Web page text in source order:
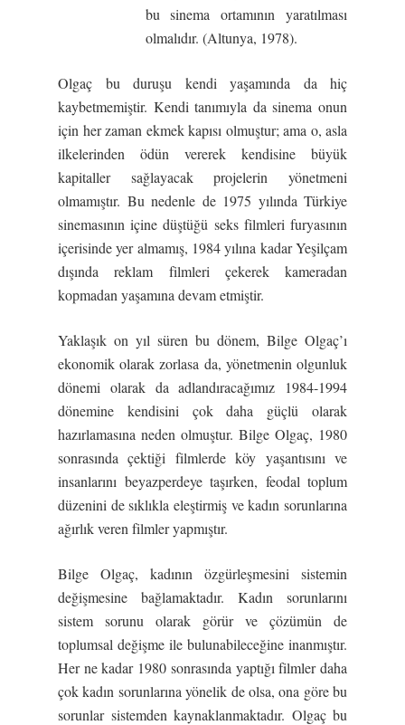
bu sinema ortamının yaratılması
olmalıdır. (Altunya, 1978).
Olgaç bu duruşu kendi yaşamında da hiç
kaybetmemiştir. Kendi tanımıyla da sinema onun
için her zaman ekmek kapısı olmuştur; ama o, asla
ilkelerinden ödün vererek kendisine büyük
kapitaller sağlayacak projelerin yönetmeni
olmamıştır. Bu nedenle de 1975 yılında Türkiye
sinemasının içine düştüğü seks filmleri furyasının
içerisinde yer almamış, 1984 yılına kadar Yeşilçam
dışında reklam filmleri çekerek kameradan
kopmadan yaşamına devam etmiştir.
Yaklaşık on yıl süren bu dönem, Bilge Olgaç’ı
ekonomik olarak zorlasa da, yönetmenin olgunluk
dönemi olarak da adlandıracağımız 1984-1994
dönemine kendisini çok daha güçlü olarak
hazırlamasına neden olmuştur. Bilge Olgaç, 1980
sonrasında çektiği filmlerde köy yaşantısını ve
insanlarını beyazperdeye taşırken, feodal toplum
düzenini de sıklıkla eleştirmiş ve kadın sorunlarına
ağırlık veren filmler yapmıştır.
Bilge Olgaç, kadının özgürleşmesini sistemin
değişmesine bağlamaktadır. Kadın sorunlarını
sistem sorunu olarak görür ve çözümün de
toplumsal değişme ile bulunabileceğine inanmıştır.
Her ne kadar 1980 sonrasında yaptığı filmler daha
çok kadın sorunlarına yönelik de olsa, ona göre bu
sorunlar sistemden kaynaklanmaktadır. Olgaç bu